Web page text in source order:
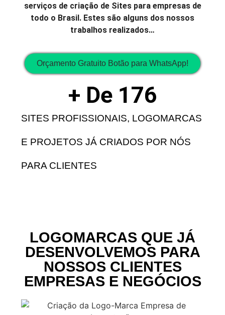
serviços de criação de Sites para empresas de
todo o Brasil. Estes são alguns dos nossos
trabalhos realizados…
Orçamento Gratuito Botão para WhatsApp!
SITES PROFISSIONAIS, LOGOMARCAS
E PROJETOS JÁ CRIADOS POR NÓS
PARA CLIENTES
+ De 176
LOGOMARCAS QUE JÁ
DESENVOLVEMOS PARA
NOSSOS CLIENTES
EMPRESAS E NEGÓCIOS